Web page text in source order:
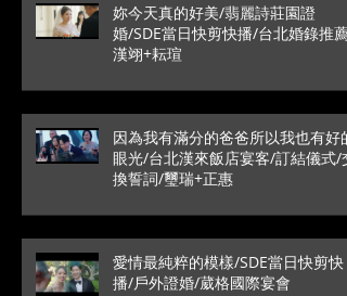
妳今天真的好美/翡麗詩莊園證
婚/SDE當日快剪快播/台北婚錄推薦/
漢翊+耘瑄
因為我有滿分的爸爸所以我也有好的
眼光/台北漢來飯店宴客/訂結儀式/交
換誓詞/璽瑞+正惠
愛情最純粹的模樣/SDE當日快剪快
播/戶外證婚/葳格國際宴會